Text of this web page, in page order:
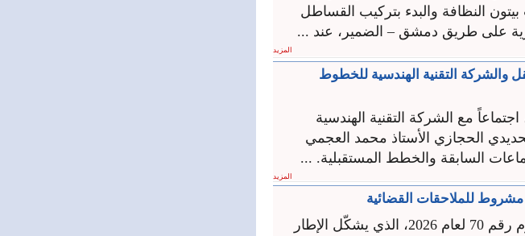
النظافة والبدء بتركيب القساطل
على طريق دمشق – الضمير، عند ...
المزيد
والشركة التقنية الهندسية للخطوط
مع الشركة التقنية الهندسية
الحجازي الأستاذ محمد العجمي
السابقة والخطط المستقبلية. ...
المزيد
أصدرت وزارة المالية التعليمات التنفيذية للمرسوم رقم 70 لعام 2026، الذي يشكّل الإطار